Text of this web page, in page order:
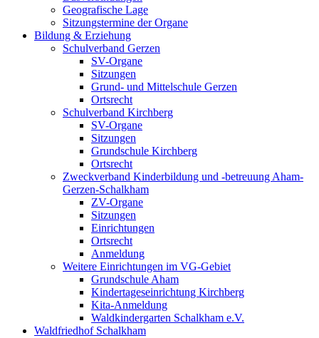
Geografische Lage
Sitzungstermine der Organe
Bildung & Erziehung
Schulverband Gerzen
SV-Organe
Sitzungen
Grund- und Mittelschule Gerzen
Ortsrecht
Schulverband Kirchberg
SV-Organe
Sitzungen
Grundschule Kirchberg
Ortsrecht
Zweckverband Kinderbildung und -betreuung Aham-
Gerzen-Schalkham
ZV-Organe
Sitzungen
Einrichtungen
Ortsrecht
Anmeldung
Weitere Einrichtungen im VG-Gebiet
Grundschule Aham
Kindertageseinrichtung Kirchberg
Kita-Anmeldung
Waldkindergarten Schalkham e.V.
Waldfriedhof Schalkham